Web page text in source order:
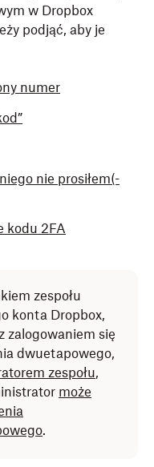
w Dropbox
podjąć, aby je
numer
nie prosiłem(-
kodu 2FA
zespołu
konta Dropbox,
zalogowaniem się
dwuetapowego,
zespołu,
może
.